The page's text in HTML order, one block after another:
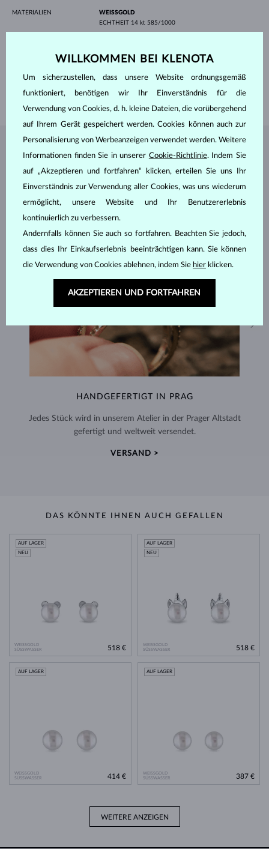
MATERIALIEN
WEISSGOLD
ECHTHEIT 14 kt 585/1000
FARBE
Weiß
DURCHMESSER5 - 5.5 mm
GEWICHT 1.45 g
SCHMUCK AUS DEMKLENOTA ATELIER
HANDGEFERTIGT IN PRAG
Jedes Stück wird in unserem Atelier in der Prager Altstadt
gefertigt und weltweit versendet.
VERSAND >
DAS KÖNNTE IHNEN AUCH GEFALLEN
WEISSGOLD
SÜSSWASSER
AUF LAGER
NEU
518 €
WEISSGOLD
SÜSSWASSER
AUF LAGER
NEU
518 €
WEISSGOLD
SÜSSWASSER
AUF LAGER
414 €
WEISSGOLD
SÜSSWASSER
AUF LAGER
387 €
WEITERE ANZEIGEN
WILLKOMMEN BEI KLENOTA
Um sicherzustellen, dass unsere Website ordnungsgemäß
funktioniert, benötigen wir Ihr Einverständnis für die
Verwendung von Cookies, d. h. kleine Dateien, die vorübergehend
auf Ihrem Gerät gespeichert werden. Cookies können auch zur
Personalisierung von Werbeanzeigen verwendet werden. Weitere
Informationen finden Sie in unserer Cookie-Richtlinie. Indem Sie
auf „Akzeptieren und fortfahren“ klicken, erteilen Sie uns Ihr
Einverständnis zur Verwendung aller Cookies, was uns wiederum
ermöglicht, unsere Website und Ihr Benutzererlebnis
kontinuierlich zu verbessern.
Andernfalls können Sie auch so fortfahren. Beachten Sie jedoch,
dass dies Ihr Einkaufserlebnis beeinträchtigen kann. Sie können
die Verwendung von Cookies ablehnen, indem Sie hier klicken.
AKZEPTIEREN UND FORTFAHREN